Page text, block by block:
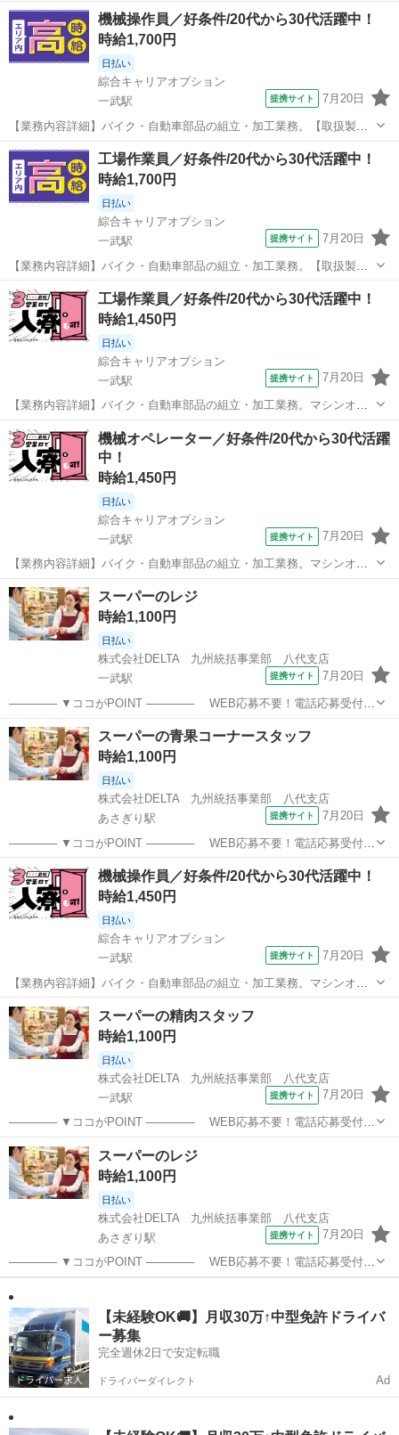
情報】バイク・自動車部品 ■お仕事PR ≪無理なくお給料に残業代を上
乗せ≫ 残業は月20時間未満で、 ほどよく稼げます♪ ≪機能的な制服ア
リ≫ 制服があるので、...
熊本 球磨郡 一武駅 工場
機械操作員／好条件/20代から30代活躍中！
時給1,700円
日払い
綜合キャリアオプション
一武駅
提携サイト 7月20日
【業務内容詳細】バイク・自動車部品の組立・加工業務。【取扱製品
情報】バイク・自動車部品 ■お仕事PR ≪無理なくお給料に残業代を上
乗せ≫ 残業は月20時間未満で、 ほどよく稼げます♪ ≪機能的な制服ア
リ≫ 制服があるので、...
熊本 球磨郡 一武駅 工場
工場作業員／好条件/20代から30代活躍中！
時給1,700円
日払い
綜合キャリアオプション
一武駅
提携サイト 7月20日
【業務内容詳細】バイク・自動車部品の組立・加工業務。【取扱製品
情報】バイク・自動車部品 ■お仕事PR ≪無理なくお給料に残業代を上
乗せ≫ 残業は月20時間未満で、 ほどよく稼げます♪ ≪機能的な制服ア
リ≫ 制服があるので、...
熊本 球磨郡 一武駅 工場
工場作業員／好条件/20代から30代活躍中！
時給1,450円
日払い
綜合キャリアオプション
一武駅
提携サイト 7月20日
【業務内容詳細】バイク・自動車部品の組立・加工業務。マシンオペ
レーター業務j。【取扱製品情報】バイク・自動車部品 ※寮アリのお仕
事！一人暮らしスタートにもピッタリ♪ ■お仕事PR ≪住むところも手
に入れよう≫ ・一人暮ら...
熊本 球磨郡 一武駅 工場
機械オペレーター／好条件/20代から30代活躍
中！
時給1,450円
日払い
綜合キャリアオプション
一武駅
提携サイト 7月20日
【業務内容詳細】バイク・自動車部品の組立・加工業務。マシンオペ
レーター業務j。【取扱製品情報】バイク・自動車部品 ※寮アリのお仕
事！一人暮らしスタートにもピッタリ♪ ■お仕事PR ≪住むところも手
に入れよう≫ ・一人暮ら...
熊本 球磨郡 一武駅 工場
スーパーのレジ
時給1,100円
日払い
株式会社DELTA 九州統括事業部 八代支店
一武駅
提携サイト 7月20日
────── ▼ココがPOINT ────── WEB応募不要！電話応募受付
中！ TEL：0965-45-9717(平日9時～18時) お給料の前払い制度完備
◎ ────── ▼仕事内容 ────── スーパーでのレジ...
熊本 球磨郡 一武駅 コンビニ
スーパーの青果コーナースタッフ
時給1,100円
日払い
株式会社DELTA 九州統括事業部 八代支店
あさぎり駅
提携サイト 7月20日
────── ▼ココがPOINT ────── WEB応募不要！電話応募受付
中！ TEL：0965-45-9717(平日9時～18時) お給料の前払い制度完備
◎ ────── ▼仕事内容 ────── スーパーの青果コ...
熊本 球磨郡 あさぎり駅 パン屋
機械操作員／好条件/20代から30代活躍中！
時給1,450円
日払い
綜合キャリアオプション
一武駅
提携サイト 7月20日
【業務内容詳細】バイク・自動車部品の組立・加工業務。マシンオペ
レーター業務j。【取扱製品情報】バイク・自動車部品 ※寮アリのお仕
事！一人暮らしスタートにもピッタリ♪ ■お仕事PR ≪住むところも手
に入れよう≫ ・一人暮ら...
熊本 球磨郡 一武駅 工場
スーパーの精肉スタッフ
時給1,100円
日払い
株式会社DELTA 九州統括事業部 八代支店
一武駅
提携サイト 7月20日
────── ▼ココがPOINT ────── WEB応募不要！電話応募受付
中！ TEL：0965-45-9717(平日9時～18時) お給料の前払い制度完備
◎ ────── ▼仕事内容 ────── スーパーの精肉コ...
熊本 球磨郡 一武駅
スーパーのレジ
時給1,100円
日払い
株式会社DELTA 九州統括事業部 八代支店
あさぎり駅
提携サイト 7月20日
────── ▼ココがPOINT ────── WEB応募不要！電話応募受付
中！ TEL：0965-45-9717(平日9時～18時) お給料の前払い制度完備
◎ ────── ▼仕事内容 ────── スーパーでのレジ...
【未経験OK🚚】月収30万↑中型免許ドライバ
ー募集
完全週休2日で安定転職
ドライバーダイレクト Ad